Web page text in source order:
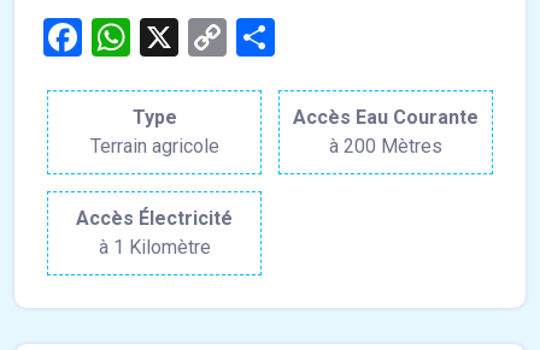
Facebook
WhatsApp
X
Copy
Type
Terrain agricole
Accès Eau Courante
à 200 Mètres
Accès Électricité
à 1 Kilomètre